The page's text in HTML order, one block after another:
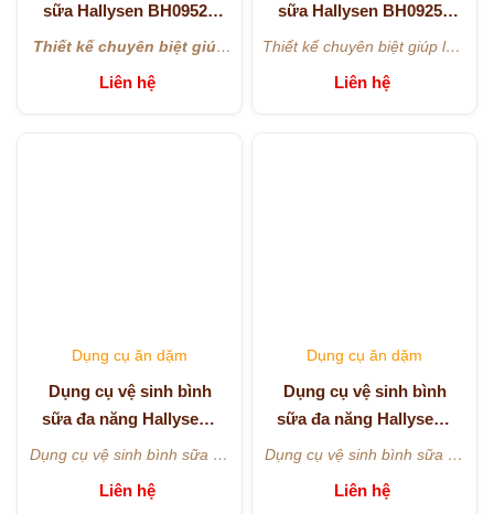
sữa Hallysen BH0952 -
Màu xanh
Thiết kế chuyên biệt giúp
làm sạch hiệu quả bình
Đầu cọ bọt biển mềm mại,
Liên hệ
sữa Hallysen BH0925 -
Màu cam
Thiết kế chuyên biệt giúp làm
sạch hiệu quả bình sữa và
Đầu cọ bọt biển mềm mại,
Liên hệ
Dụng cụ ăn dặm
Dụng cụ vệ sinh bình
sữa đa năng Hallysen -
Màu xám
Dụng cụ vệ sinh bình sữa đa
năng Hallysen - Màu xám
Liên hệ
Dụng cụ ăn dặm
Dụng cụ vệ sinh bình
sữa đa năng Hallysen -
Màu cam
Dụng cụ vệ sinh bình sữa đa
năng Hallysen - Màu cam
Liên hệ